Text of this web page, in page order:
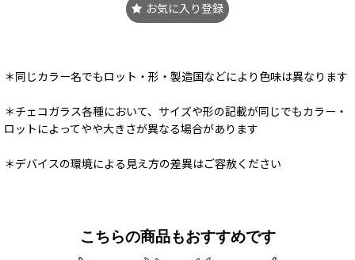
お気に入り登録
＊同じカラー名でもロット・形・製造国などにより色味は異なります
＊チェコガラス各種において、サイズや形の記載が同じでもカラー・
ロットによってやや大きさが異なる場合があります
＊デバイスの環境による見え方の差異はご容赦ください
こちらの商品もおすすめです